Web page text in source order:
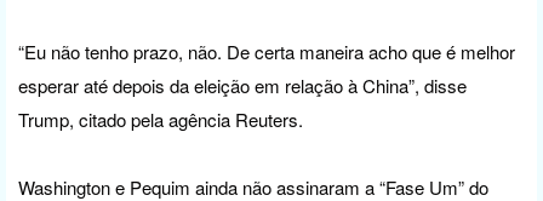
“Eu não tenho prazo, não. De certa maneira acho que é melhor
esperar até depois da eleição em relação à China”, disse
Trump, citado pela agência Reuters.
Washington e Pequim ainda não assinaram a “Fase Um” do